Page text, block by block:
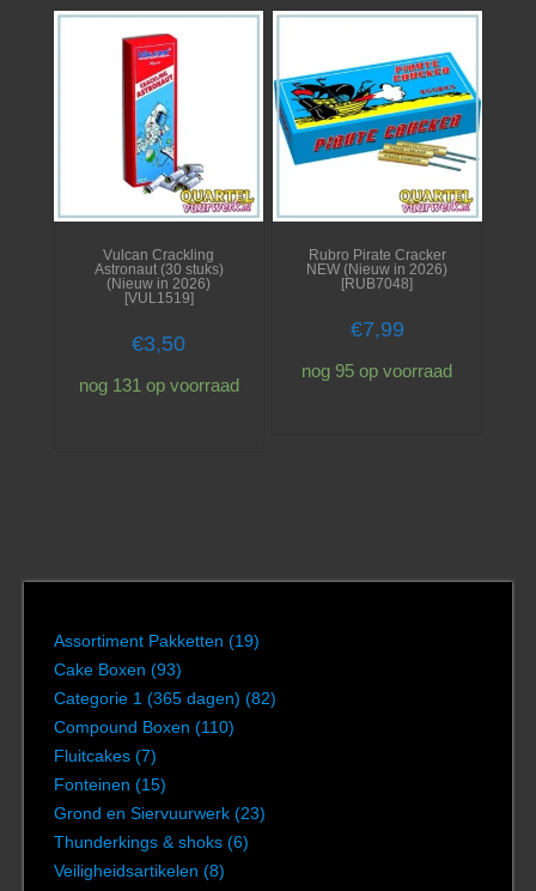
Vulcan Crackling
Astronaut (30 stuks)
(Nieuw in 2026)
[VUL1519]
€3,50
nog 131 op voorraad
Rubro Pirate Cracker
NEW (Nieuw in 2026)
[RUB7048]
€7,99
nog 95 op voorraad
Assortiment Pakketten (19)
Cake Boxen (93)
Categorie 1 (365 dagen) (82)
Compound Boxen (110)
Fluitcakes (7)
Fonteinen (15)
Grond en Siervuurwerk (23)
Thunderkings & shoks (6)
Veiligheidsartikelen (8)